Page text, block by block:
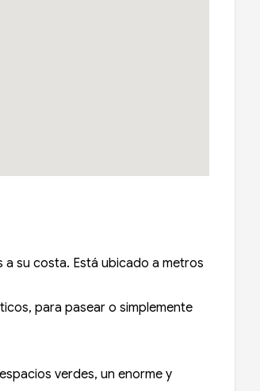
su costa. Está ubicado a metros
para pasear o simplemente
verdes, un enorme y